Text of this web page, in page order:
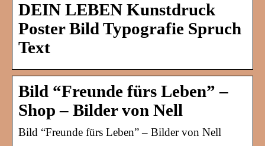
DEIN LEBEN Kunstdruck
Poster Bild Typografie Spruch
Text
Bild “Freunde fürs Leben” –
Shop – Bilder von Nell
Bild “Freunde fürs Leben” – Bilder von Nell